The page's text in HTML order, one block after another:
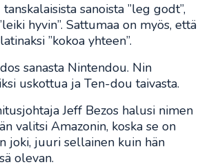
sanoista ”leg godt”,
hyvin”. Sattumaa on myös, että
”kokoa yhteen”.
sanasta Nintendou. Nin
uskottua ja Ten-dou taivasta.
Jeff Bezos halusi nimen
valitsi Amazonin, koska se on
joki, juuri sellainen kuin hän
olevan.